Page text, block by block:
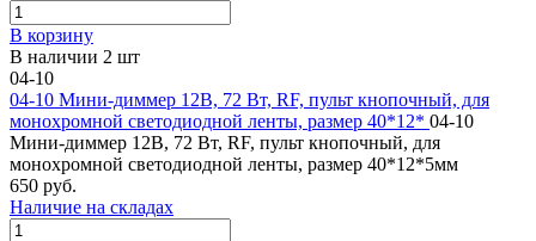
В корзину
В наличии 2 шт
04-10
04-10 Мини-диммер 12В, 72 Вт, RF, пульт кнопочный, для
монохромной светодиодной ленты, размер 40*12* 04-10
Мини-диммер 12В, 72 Вт, RF, пульт кнопочный, для
монохромной светодиодной ленты, размер 40*12*5мм
650 руб.
Наличие на складах